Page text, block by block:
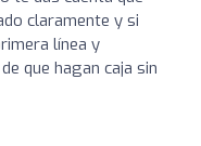
claramente y si
línea y
que hagan caja sin